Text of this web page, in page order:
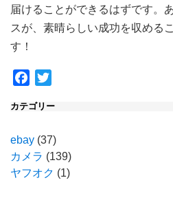
届けることができるはずです。
スが、素晴らしい成功を収める
す！
Facebook
カテゴリー
ebay (37)
カメラ (139)
ヤフオク (1)